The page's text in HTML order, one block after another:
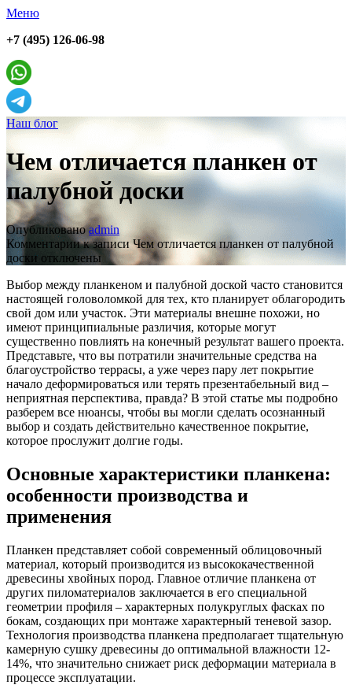
Меню
+7 (495) 126-06-98
Наш блог
Чем отличается планкен от
палубной доски
Опубликовано admin
Комментариик записи Чем отличается планкен от палубной
доски отключены
Выбор между планкеном и палубной доской часто становится
настоящей головоломкой для тех, кто планирует облагородить
свой дом или участок. Эти материалы внешне похожи, но
имеют принципиальные различия, которые могут
существенно повлиять на конечный результат вашего проекта.
Представьте, что вы потратили значительные средства на
благоустройство террасы, а уже через пару лет покрытие
начало деформироваться или терять презентабельный вид –
неприятная перспектива, правда? В этой статье мы подробно
разберем все нюансы, чтобы вы могли сделать осознанный
выбор и создать действительно качественное покрытие,
которое прослужит долгие годы.
Основные характеристики планкена:
особенности производства и
применения
Планкен представляет собой современный облицовочный
материал, который производится из высококачественной
древесины хвойных пород. Главное отличие планкена от
других пиломатериалов заключается в его специальной
геометрии профиля – характерных полукруглых фасках по
бокам, создающих при монтаже характерный теневой зазор.
Технология производства планкена предполагает тщательную
камерную сушку древесины до оптимальной влажности 12-
14%, что значительно снижает риск деформации материала в
процессе эксплуатации.